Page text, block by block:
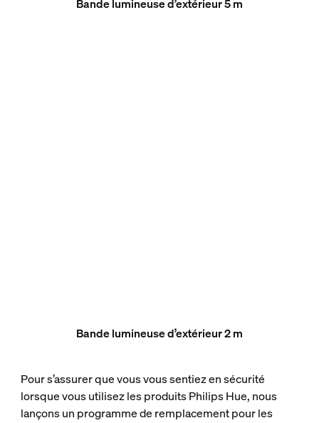
Bande lumineuse d’extérieur 5 m
Bande lumineuse d’extérieur 2 m
Pour s’assurer que vous vous sentiez en sécurité
lorsque vous utilisez les produits Philips Hue, nous
lançons un programme de remplacement pour les